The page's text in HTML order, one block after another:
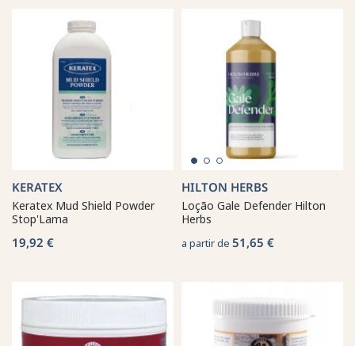
KERATEX
Keratex Mud Shield Powder
Stop'Lama
19,92 €
HILTON HERBS
Loção Gale Defender Hilton
Herbs
a partir de 51,65 €